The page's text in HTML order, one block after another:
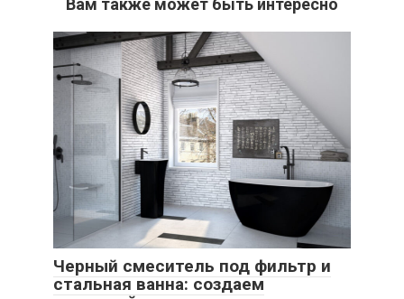
Вам также может быть интересно
Черный смеситель под фильтр и
стальная ванна: создаем